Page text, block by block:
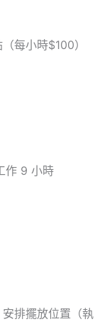
每小時$100）
作 9 小時
排擺放位置（執